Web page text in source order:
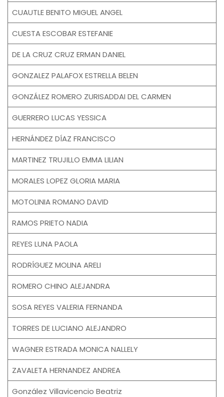
CUAUTLE BENITO MIGUEL ANGEL
CUESTA ESCOBAR ESTEFANIE
DE LA CRUZ CRUZ ERMAN DANIEL
GONZALEZ PALAFOX ESTRELLA BELEN
GONZÁLEZ ROMERO ZURISADDAI DEL CARMEN
GUERRERO LUCAS YESSICA
HERNÁNDEZ DÍAZ FRANCISCO
MARTINEZ TRUJILLO EMMA LILIAN
MORALES LOPEZ GLORIA MARIA
MOTOLINIA ROMANO DAVID
RAMOS PRIETO NADIA
REYES LUNA PAOLA
RODRÍGUEZ MOLINA ARELI
ROMERO CHINO ALEJANDRA
SOSA REYES VALERIA FERNANDA
TORRES DE LUCIANO ALEJANDRO
WAGNER ESTRADA MONICA NALLELY
ZAVALETA HERNANDEZ ANDREA
González Villavicencio Beatriz